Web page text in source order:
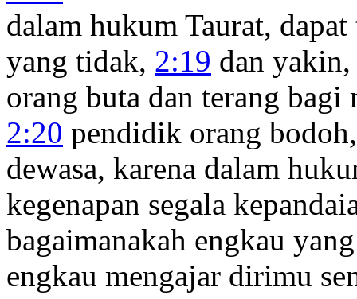
dalam hukum Taurat,
yang tidak, 2:19 dan yakin,
orang buta dan terang bagi
2:20 pendidik orang
dewasa, karena dalam
kegenapan segala
bagaimanakah engkau
engkau mengajar dirimu